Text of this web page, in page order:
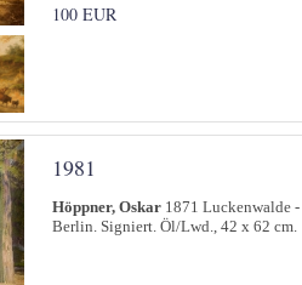
100 EUR
1981
Höppner, Oskar 1871 Luckenwalde
Berlin. Signiert. Öl/Lwd., 42 x 62 cm.